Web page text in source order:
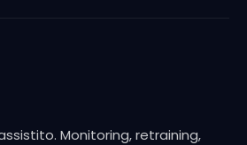
Monitoring, retraining,